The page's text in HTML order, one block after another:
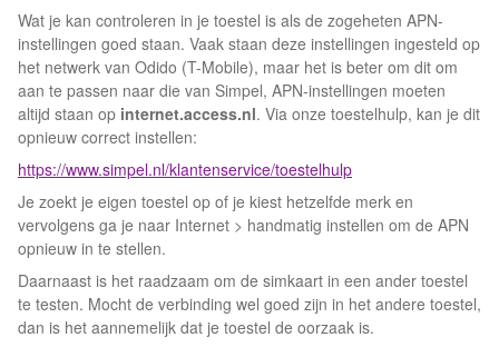
Wat je kan controleren in je toestel is als de zogeheten APN-
instellingen goed staan. Vaak staan deze instellingen ingesteld op
het netwerk van Odido (T-Mobile), maar het is beter om dit om
aan te passen naar die van Simpel, APN-instellingen moeten
altijd staan op internet.access.nl. Via onze toestelhulp, kan je dit
opnieuw correct instellen:
https://www.simpel.nl/klantenservice/toestelhulp
Je zoekt je eigen toestel op of je kiest hetzelfde merk en
vervolgens ga je naar Internet > handmatig instellen om de APN
opnieuw in te stellen.
Daarnaast is het raadzaam om de simkaart in een ander toestel
te testen. Mocht de verbinding wel goed zijn in het andere toestel,
dan is het aannemelijk dat je toestel de oorzaak is.